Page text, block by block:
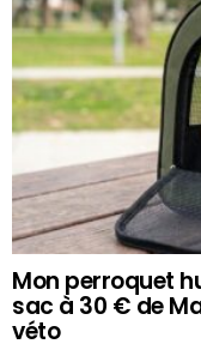
Mon perroquet
sac à 30 € de
véto